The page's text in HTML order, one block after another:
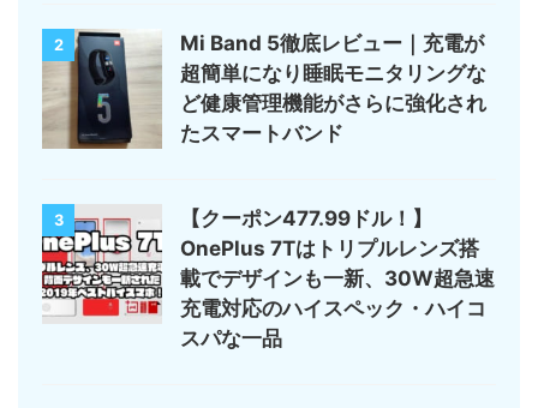
2
Mi Band 5徹底レビュー｜充電が
超簡単になり睡眠モニタリングな
ど健康管理機能がさらに強化され
たスマートバンド
3
【クーポン477.99ドル！】
OnePlus 7Tはトリプルレンズ搭
載でデザインも一新、30W超急速
充電対応のハイスペック・ハイコ
スパな一品